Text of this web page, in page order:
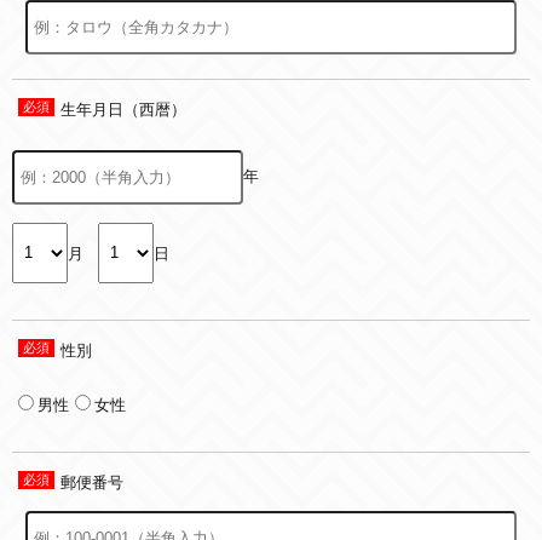
生年月日（西暦）
年
月 日
性別
男性 女性
郵便番号